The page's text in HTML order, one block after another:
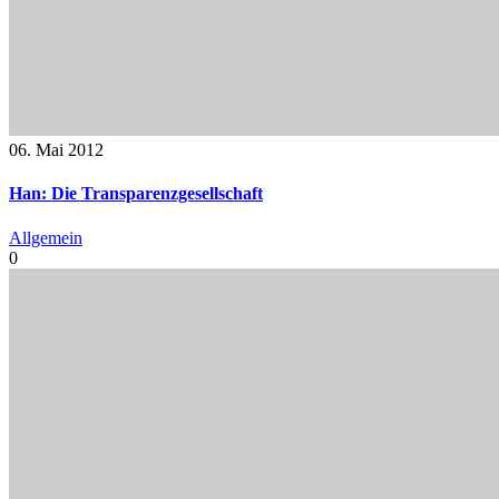
06. Mai 2012
Han: Die Transparenzgesellschaft
Allgemein
0